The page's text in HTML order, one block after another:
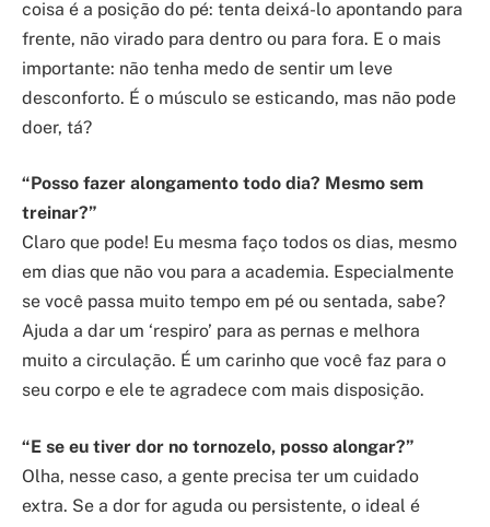
coisa é a posição do pé: tenta deixá-lo apontando para
frente, não virado para dentro ou para fora. E o mais
importante: não tenha medo de sentir um leve
desconforto. É o músculo se esticando, mas não pode
doer, tá?
“Posso fazer alongamento todo dia? Mesmo sem
treinar?”
Claro que pode! Eu mesma faço todos os dias, mesmo
em dias que não vou para a academia. Especialmente
se você passa muito tempo em pé ou sentada, sabe?
Ajuda a dar um ‘respiro’ para as pernas e melhora
muito a circulação. É um carinho que você faz para o
seu corpo e ele te agradece com mais disposição.
“E se eu tiver dor no tornozelo, posso alongar?”
Olha, nesse caso, a gente precisa ter um cuidado
extra. Se a dor for aguda ou persistente, o ideal é